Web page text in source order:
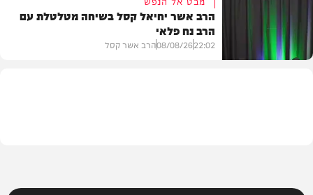
וידאו
הרב אשר יחיאל קסל בשיחה מטלטלת עם
הרב נח פלאי
22:02
08/08/26הרב אשר קסל